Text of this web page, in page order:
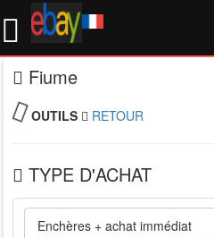
Fiume
OUTILS RETOUR
TYPE D'ACHAT